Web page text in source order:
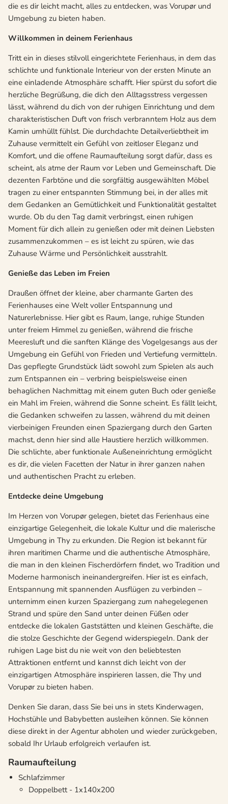
die es dir leicht macht, alles zu entdecken, was Vorupør und
Umgebung zu bieten haben.
Willkommen in deinem Ferienhaus
Tritt ein in dieses stilvoll eingerichtete Ferienhaus, in dem das
schlichte und funktionale Interieur von der ersten Minute an
eine einladende Atmosphäre schafft. Hier spürst du sofort die
herzliche Begrüßung, die dich den Alltagsstress vergessen
lässt, während du dich von der ruhigen Einrichtung und dem
charakteristischen Duft von frisch verbranntem Holz aus dem
Kamin umhüllt fühlst. Die durchdachte Detailverliebtheit im
Zuhause vermittelt ein Gefühl von zeitloser Eleganz und
Komfort, und die offene Raumaufteilung sorgt dafür, dass es
scheint, als atme der Raum vor Leben und Gemeinschaft. Die
dezenten Farbtöne und die sorgfältig ausgewählten Möbel
tragen zu einer entspannten Stimmung bei, in der alles mit
dem Gedanken an Gemütlichkeit und Funktionalität gestaltet
wurde. Ob du den Tag damit verbringst, einen ruhigen
Moment für dich allein zu genießen oder mit deinen Liebsten
zusammenzukommen – es ist leicht zu spüren, wie das
Zuhause Wärme und Persönlichkeit ausstrahlt.
Genieße das Leben im Freien
Draußen öffnet der kleine, aber charmante Garten des
Ferienhauses eine Welt voller Entspannung und
Naturerlebnisse. Hier gibt es Raum, lange, ruhige Stunden
unter freiem Himmel zu genießen, während die frische
Meeresluft und die sanften Klänge des Vogelgesangs aus der
Umgebung ein Gefühl von Frieden und Vertiefung vermitteln.
Das gepflegte Grundstück lädt sowohl zum Spielen als auch
zum Entspannen ein – verbring beispielsweise einen
behaglichen Nachmittag mit einem guten Buch oder genieße
ein Mahl im Freien, während die Sonne scheint. Es fällt leicht,
die Gedanken schweifen zu lassen, während du mit deinen
vierbeinigen Freunden einen Spaziergang durch den Garten
machst, denn hier sind alle Haustiere herzlich willkommen.
Die schlichte, aber funktionale Außeneinrichtung ermöglicht
es dir, die vielen Facetten der Natur in ihrer ganzen nahen
und authentischen Pracht zu erleben.
Entdecke deine Umgebung
Im Herzen von Vorupør gelegen, bietet das Ferienhaus eine
einzigartige Gelegenheit, die lokale Kultur und die malerische
Umgebung in Thy zu erkunden. Die Region ist bekannt für
ihren maritimen Charme und die authentische Atmosphäre,
die man in den kleinen Fischerdörfern findet, wo Tradition und
Moderne harmonisch ineinandergreifen. Hier ist es einfach,
Entspannung mit spannenden Ausflügen zu verbinden –
unternimm einen kurzen Spaziergang zum nahegelegenen
Strand und spüre den Sand unter deinen Füßen oder
entdecke die lokalen Gaststätten und kleinen Geschäfte, die
die stolze Geschichte der Gegend widerspiegeln. Dank der
ruhigen Lage bist du nie weit von den beliebtesten
Attraktionen entfernt und kannst dich leicht von der
einzigartigen Atmosphäre inspirieren lassen, die Thy und
Vorupør zu bieten haben.
Denken Sie daran, dass Sie bei uns in stets Kinderwagen,
Hochstühle und Babybetten ausleihen können. Sie können
diese direkt in der Agentur abholen und wieder zurückgeben,
sobald Ihr Urlaub erfolgreich verlaufen ist.
Raumaufteilung
Schlafzimmer
Doppelbett - 1x140x200